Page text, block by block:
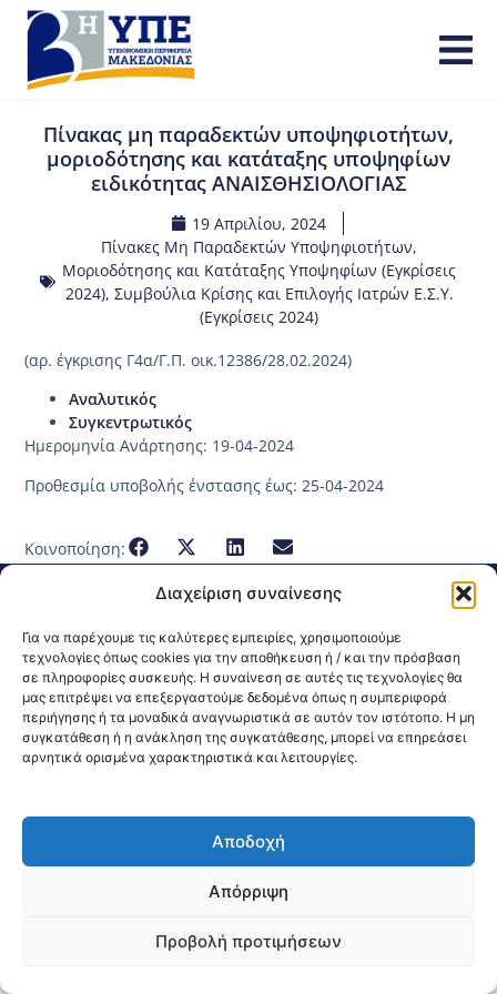
Διαχείριση συναίνεσης
Για να παρέχουμε τις καλύτερες εμπειρίες, χρησιμοποιούμε
τεχνολογίες όπως cookies για την αποθήκευση ή / και την πρόσβαση
σε πληροφορίες συσκευής. Η συναίνεση σε αυτές τις τεχνολογίες θα
μας επιτρέψει να επεξεργαστούμε δεδομένα όπως η συμπεριφορά
περιήγησης ή τα μοναδικά αναγνωριστικά σε αυτόν τον ιστότοπο. Η μη
συγκατάθεση ή η ανάκληση της συγκατάθεσης, μπορεί να επηρεάσει
αρνητικά ορισμένα χαρακτηριστικά και λειτουργίες.
Αποδοχή
Απόρριψη
Προβολή προτιμήσεων
Πίνακας μη παραδεκτών υποψηφιοτήτων,
μοριοδότησης και κατάταξης υποψηφίων
ειδικότητας ΑΝΑΙΣΘΗΣΙΟΛΟΓΙΑΣ
19 Απριλίου, 2024
Πίνακες Μη Παραδεκτών Υποψηφιοτήτων,
Μοριοδότησης και Κατάταξης Υποψηφίων (Εγκρίσεις
2024), Συμβούλια Κρίσης και Επιλογής Ιατρών Ε.Σ.Υ.
(Εγκρίσεις 2024)
(αρ. έγκρισης Γ4α/Γ.Π. οικ.12386/28.02.2024)
Αναλυτικός
Συγκεντρωτικός
Ημερομηνία Ανάρτησης: 19-04-2024
Προθεσμία υποβολής ένστασης έως: 25-04-2024
Κοινοποίηση:
@2026 3ype.gr All rights reserved
Θεσσαλονίκη, ΕλλάδαΤηλ: +30 2311 226 200
email: 3ype@3ype.gr
Page Visits: 00024 Website Visits: 1595628